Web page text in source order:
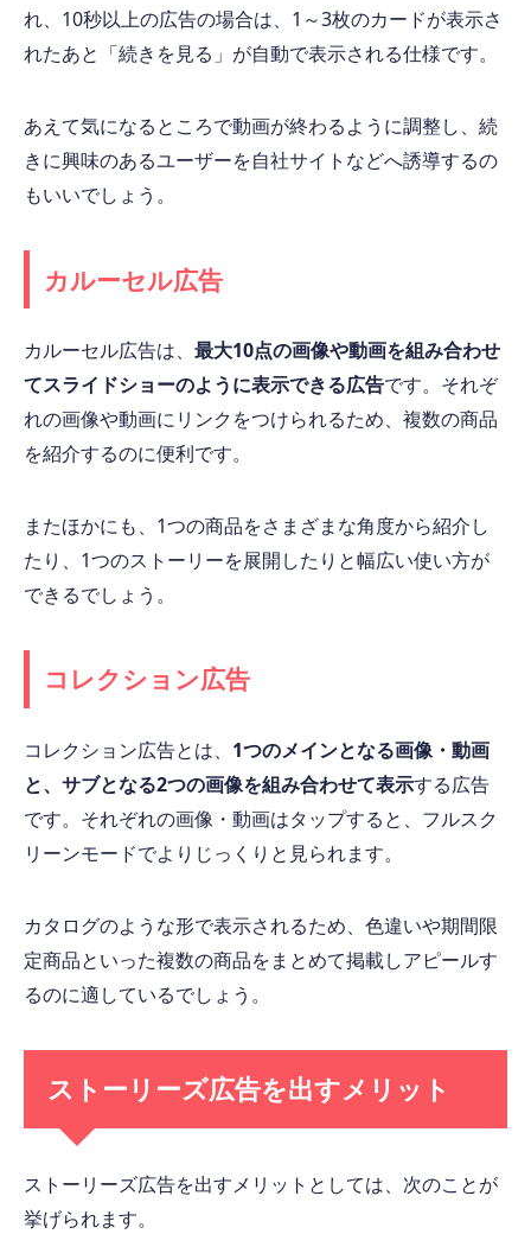
れ、10秒以上の広告の場合は、1～3枚のカードが表示さ
れたあと「続きを見る」が自動で表示される仕様です。
あえて気になるところで動画が終わるように調整し、続
きに興味のあるユーザーを自社サイトなどへ誘導するの
もいいでしょう。
カルーセル広告
カルーセル広告は、 最大10点の画像や動画を組み合わせ
てスライドショーのように表示できる広告です。それぞ
れの画像や動画にリンクをつけられるため、複数の商品
を紹介するのに便利です。
またほかにも、1つの商品をさまざまな角度から紹介し
たり、1つのストーリーを展開したりと幅広い使い方が
できるでしょう。
コレクション広告
コレクション広告とは、 1つのメインとなる画像・動画
と、サブとなる2つの画像を組み合わせて表示する広告
です。それぞれの画像・動画はタップすると、フルスク
リーンモードでよりじっくりと見られます。
カタログのような形で表示されるため、色違いや期間限
定商品といった複数の商品をまとめて掲載しアピールす
るのに適しているでしょう。
ストーリーズ広告を出すメリット
ストーリーズ広告を出すメリットとしては、次のことが
挙げられます。